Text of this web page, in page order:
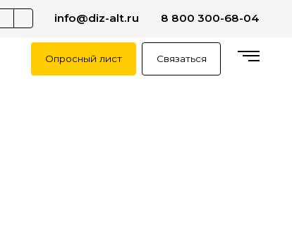
info@diz-alt.ru 8 800 300-68-04
Опросный лист Связаться